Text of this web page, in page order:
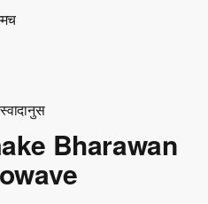
Bharawan